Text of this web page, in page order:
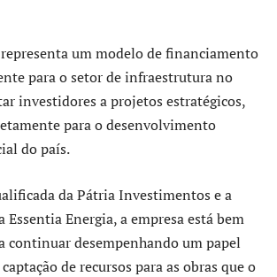
um modelo de financiamento
para o setor de infraestrutura no
investidores a projetos estratégicos,
para o desenvolvimento
do país.
da Pátria Investimentos e a
Essentia Energia, a empresa está bem
continuar desempenhando um papel
de recursos para as obras que o